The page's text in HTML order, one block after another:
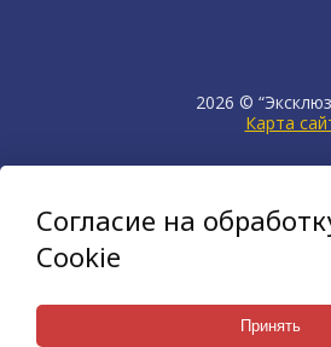
2026 ©
Карта
продвижение сайта
создан на платформе
Согласие на
Cookie
Принять